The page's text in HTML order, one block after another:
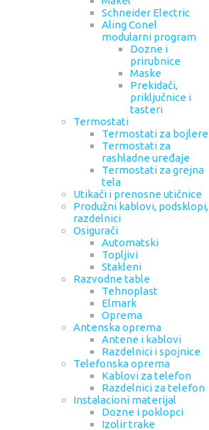
Schneider Electric
Aling Conel
modularni program
Dozne i
prirubnice
Maske
Prekidači,
priključnice i
tasteri
Termostati
Termostati za bojlere
Termostati za
rashladne uređaje
Termostati za grejna
tela
Utikači i prenosne utičnice
Produžni kablovi, podsklopi,
razdelnici
Osigurači
Automatski
Topljivi
Stakleni
Razvodne table
Tehnoplast
Elmark
Oprema
Antenska oprema
Antene i kablovi
Razdelnici i spojnice
Telefonska oprema
Kablovi za telefon
Razdelnici za telefon
Instalacioni materijal
Dozne i poklopci
Izolir trake